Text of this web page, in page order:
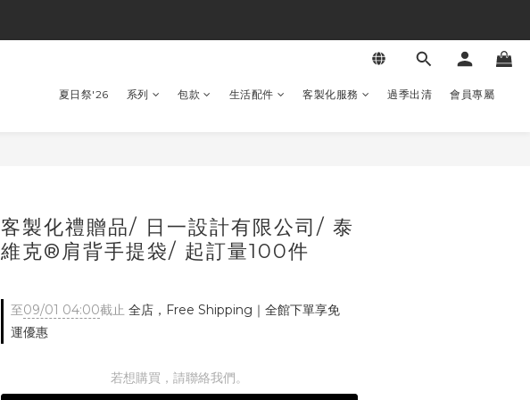
夏日祭'26 系列 包款 生活配件 客製化服務 過季出清 會員專屬
客製化禮贈品/ 日一設計有限公司/ 泰
維克®肩背手提袋/ 起訂量100件
至09/01 04:00截止 全店，Free Shipping｜全館下單享免
運優惠
若想購買，請聯絡我們。